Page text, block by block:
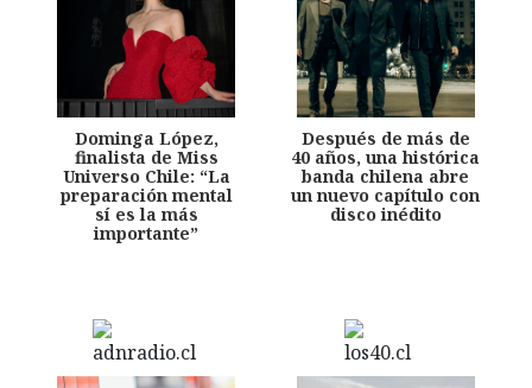
Dominga López,
finalista de Miss
Universo Chile: “La
preparación mental
sí es la más
importante”
Después de más de
40 años, una histórica
banda chilena abre
un nuevo capítulo con
disco inédito